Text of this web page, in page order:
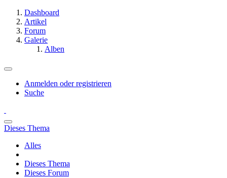
Dashboard
Artikel
Forum
Galerie
Alben
Anmelden oder registrieren
Suche
Dieses Thema
Alles
Dieses Thema
Dieses Forum